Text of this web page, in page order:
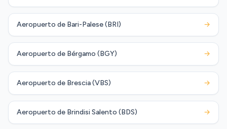
Aeropuerto de Bari-Palese (BRI) →
Aeropuerto de Bérgamo (BGY) →
Aeropuerto de Brescia (VBS) →
Aeropuerto de Brindisi Salento (BDS) →